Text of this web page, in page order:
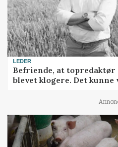
LEDER
Befriende, at topredaktør
blevet klogere. Det